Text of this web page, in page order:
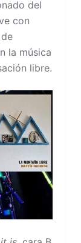
del
con
la música
libre.